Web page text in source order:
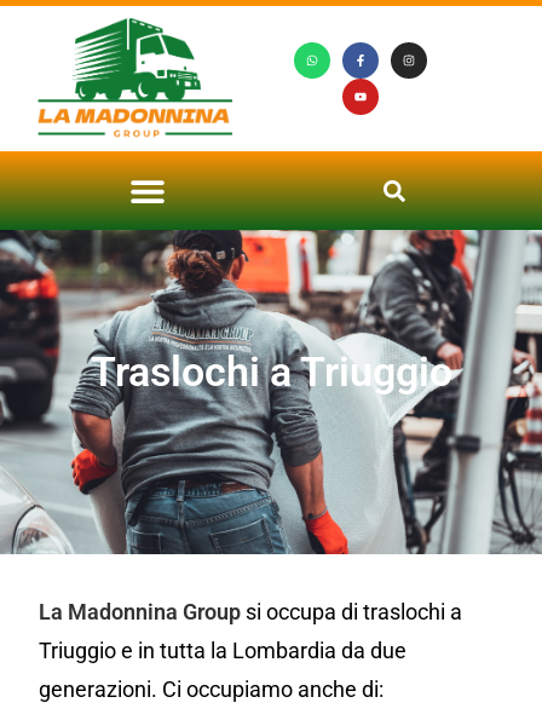
Traslochi a Triuggio
La Madonnina Group si occupa di traslochi a
Triuggio e in tutta la Lombardia da due
generazioni. Ci occupiamo anche di: